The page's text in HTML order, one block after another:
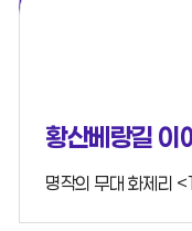
황산베랑길 이
명작의 무대 화제리